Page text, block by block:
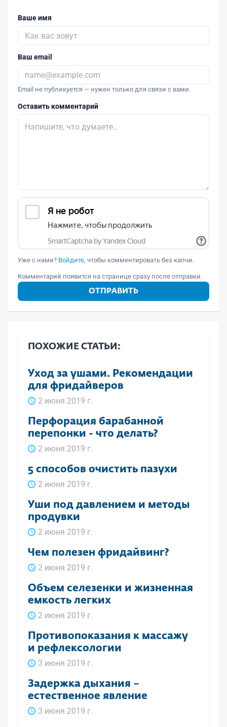
Ваше имя
Ваш email
Email не публикуется — нужен только для связи с вами.
Оставить комментарий
Уже с нами? Войдите, чтобы комментировать без капчи.
Комментарий появится на странице сразу после отправки.
ОТПРАВИТЬ
ПОХОЖИЕ СТАТЬИ:
Уход за ушами. Рекомендации
для фридайверов
2 июня 2019 г.
Перфорация барабанной
перепонки - что делать?
2 июня 2019 г.
5 способов очистить пазухи
2 июня 2019 г.
Уши под давлением и методы
продувки
2 июня 2019 г.
Чем полезен фридайвинг?
2 июня 2019 г.
Объем селезенки и жизненная
емкость легких
2 июня 2019 г.
Противопоказания к массажу
и рефлексологии
3 июня 2019 г.
Задержка дыхания –
естественное явление
3 июня 2019 г.